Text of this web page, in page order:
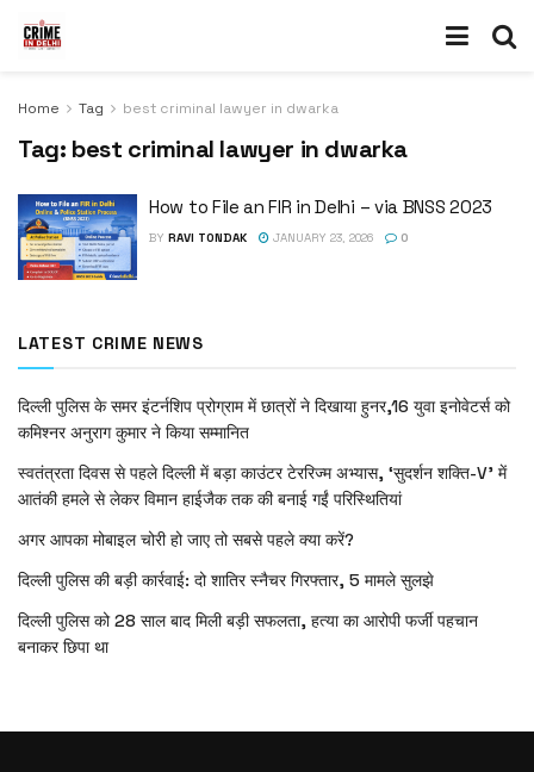
Home Tag best criminal lawyer in dwarka
Tag: best criminal lawyer in dwarka
How to File an FIR in Delhi – via BNSS 2023
BY RAVI TONDAK JANUARY 23, 2026 0
LATEST CRIME NEWS
दिल्ली पुलिस के समर इंटर्नशिप प्रोग्राम में छात्रों ने दिखाया हुनर,16 युवा इनोवेटर्स को
कमिश्नर अनुराग कुमार ने किया सम्मानित
स्वतंत्रता दिवस से पहले दिल्ली में बड़ा काउंटर टेररिज्म अभ्यास, ‘सुदर्शन शक्ति-V’ में
आतंकी हमले से लेकर विमान हाईजैक तक की बनाई गईं परिस्थितियां
अगर आपका मोबाइल चोरी हो जाए तो सबसे पहले क्या करें?
दिल्ली पुलिस की बड़ी कार्रवाई: दो शातिर स्नैचर गिरफ्तार, 5 मामले सुलझे
दिल्ली पुलिस को 28 साल बाद मिली बड़ी सफलता, हत्या का आरोपी फर्जी पहचान
बनाकर छिपा था